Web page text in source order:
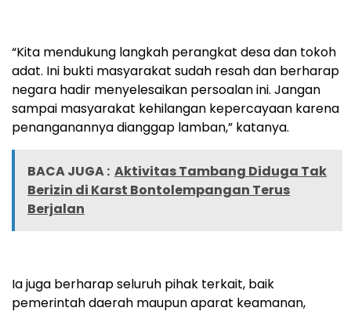
“Kita mendukung langkah perangkat desa dan tokoh
adat. Ini bukti masyarakat sudah resah dan berharap
negara hadir menyelesaikan persoalan ini. Jangan
sampai masyarakat kehilangan kepercayaan karena
penanganannya dianggap lamban,” katanya.
BACA JUGA : Aktivitas Tambang Diduga Tak
Berizin di Karst Bontolempangan Terus
Berjalan
Ia juga berharap seluruh pihak terkait, baik
pemerintah daerah maupun aparat keamanan,